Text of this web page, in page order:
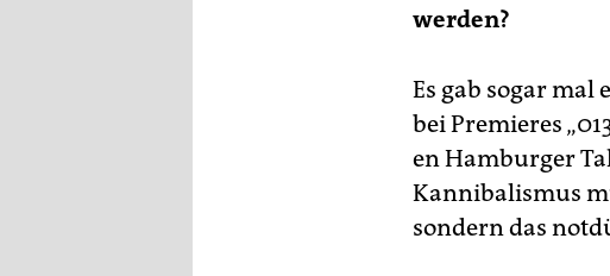
werden?
Es gab sogar
bei Premieres
en Hamburger
Kannibalismus
sondern das